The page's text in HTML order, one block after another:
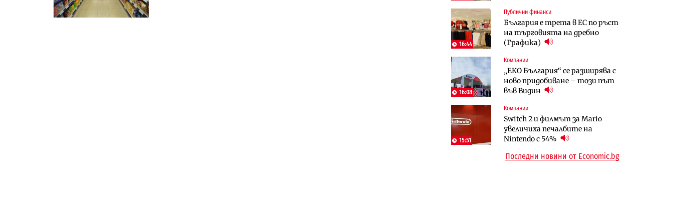
16:44
Публични финанси
България е трета в ЕС по ръст
на търговията на дребно
(Графика)
16:08
Компании
„ЕКО България“ се разширява с
ново придобиване – този път
във Видин
15:51
Компании
Switch 2 и филмът за Mario
увеличиха печалбите на
Nintendo с 54%
Енергетика
АЕЦ „Козлодуй“ ще работи
само още няколко седмици, ако
сушата продължи
Digi&AI
Трафикът толкова е намалял,
че големи медии обмислят да се
откажат напълно от Google
Публични финанси
Общините вече зависят от
централната власт за 75% от
Столична община избра
изпълнител за преместването
на трамвайното трасе по бул.
„Скобелев“
To:know
Какво се променя в България
от 1 август?
Отрасли
Жилищата в България
поскъпват при намаляващо
население и все повече сгради
Последни новини от Economic.bg